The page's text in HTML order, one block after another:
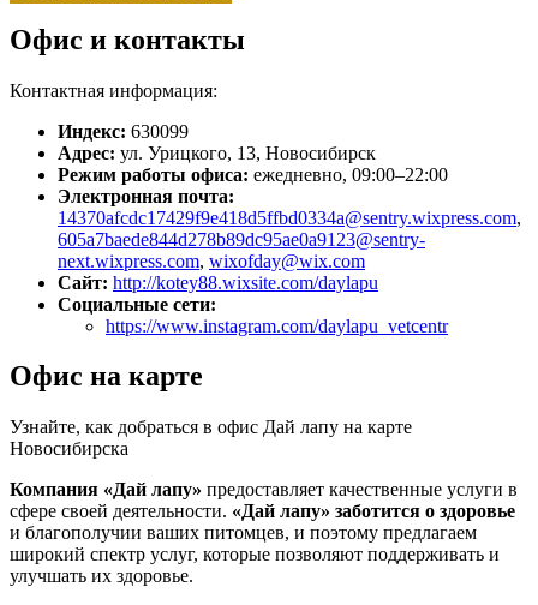
Офис и контакты
Контактная информация:
Индекс: 630099
Адрес: ул. Урицкого, 13, Новосибирск
Режим работы офиса: ежедневно, 09:00–22:00
Электронная почта:
14370afcdc17429f9e418d5ffbd0334a@sentry.wixpress.com,
605a7baede844d278b89dc95ae0a9123@sentry-
next.wixpress.com, wixofday@wix.com
Сайт: http://kotey88.wixsite.com/daylapu
Социальные сети:
https://www.instagram.com/daylapu_vetcentr
Офис на карте
Узнайте, как добраться в офис Дай лапу на карте
Новосибирска
Компания «Дай лапу» предоставляет качественные услуги в
сфере своей деятельности. «Дай лапу» заботится о здоровье
и благополучии ваших питомцев, и поэтому предлагаем
широкий спектр услуг, которые позволяют поддерживать и
улучшать их здоровье.